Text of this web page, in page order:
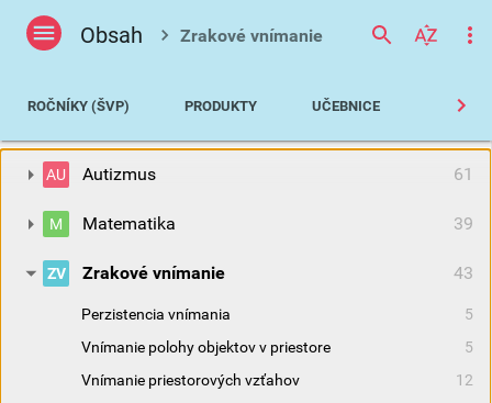
AU Autizmus 61
M Matematika 39
ZV Zrakové vnímanie 43
Perzistencia vnímania
5
Vnímanie polohy objektov v priestore
5
Vnímanie priestorových vzťahov
12
Obsah Zrakové vnímanie
ROČNÍKY (ŠVP) PRODUKTY UČEBNICE